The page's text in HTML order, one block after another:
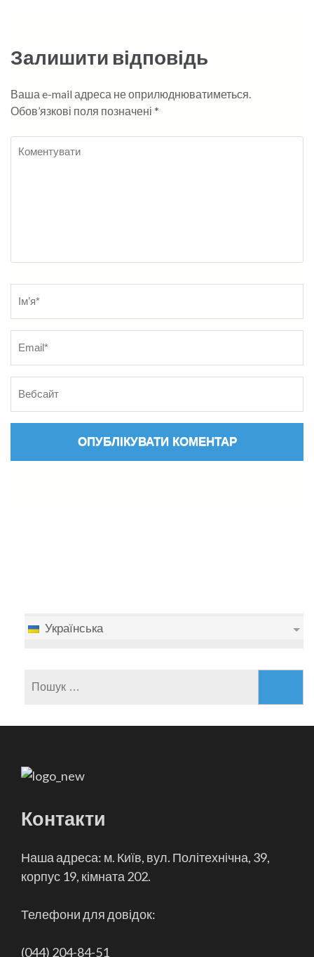
Залишити відповідь
Ваша e-mail адреса не оприлюднюватиметься.
Обов’язкові поля позначені *
Українська
Контакти
Наша адреса: м. Київ, вул. Політехнічна, 39,
корпус 19, кімната 202.
Телефони для довідок:
(044) 204-84-51